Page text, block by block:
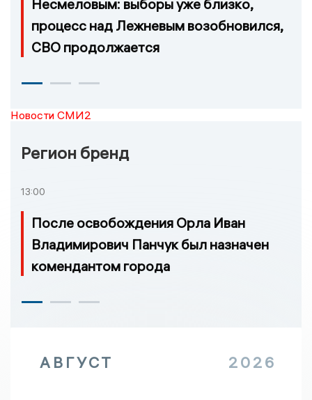
Несмеловым: выборы уже близко,
процесс над Лежневым возобновился,
СВО продолжается
Новости СМИ2
Регион бренд
13:00
После освобождения Орла Иван
Владимирович Панчук был назначен
комендантом города
АВГУСТ 2026